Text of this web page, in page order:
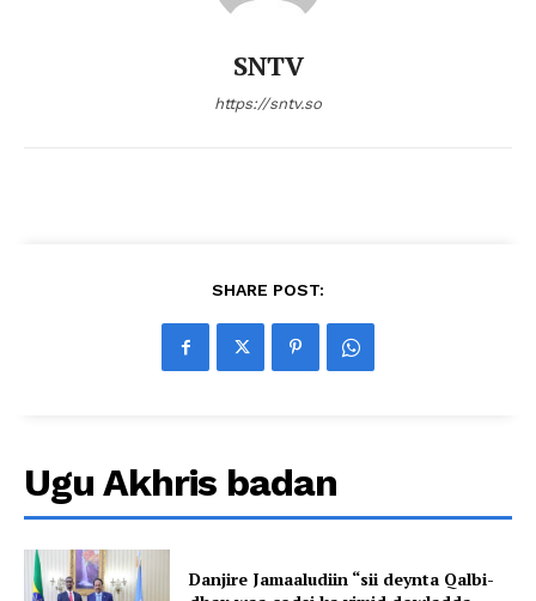
SNTV
https://sntv.so
SHARE POST:
Ugu Akhris badan
Danjire Jamaaludiin “sii deynta Qalbi-